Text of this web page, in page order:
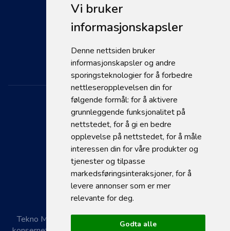
Vi bruker
informasjonskapsler
Denne nettsiden bruker
informasjonskapsler og andre
sporingsteknologier for å forbedre
nettleseropplevelsen din for
følgende formål: for å aktivere
grunnleggende funksjonalitet på
nettstedet, for å gi en bedre
opplevelse på nettstedet, for å måle
interessen din for våre produkter og
tjenester og tilpasse
markedsføringsinteraksjoner, for å
levere annonser som er mer
relevante for deg.
Godta alle
© 2026 Tekno Maskin
Support
Personvernerklæring
Se åpningstider
Tekno Maskin AS er en del av Kroken Gruppen AS hvor